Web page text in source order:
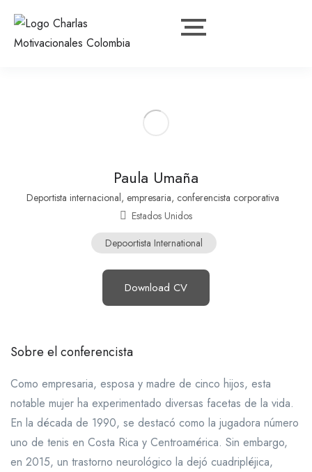
Paula Umaña
Deportista internacional, empresaria, conferencista corporativa
Estados Unidos
Depoortista International
Download CV
Sobre el conferencista
Como empresaria, esposa y madre de cinco hijos, esta
notable mujer ha experimentado diversas facetas de la vida.
En la década de 1990, se destacó como la jugadora número
uno de tenis en Costa Rica y Centroamérica. Sin embargo,
en 2015, un trastorno neurológico la dejó cuadripléjica,